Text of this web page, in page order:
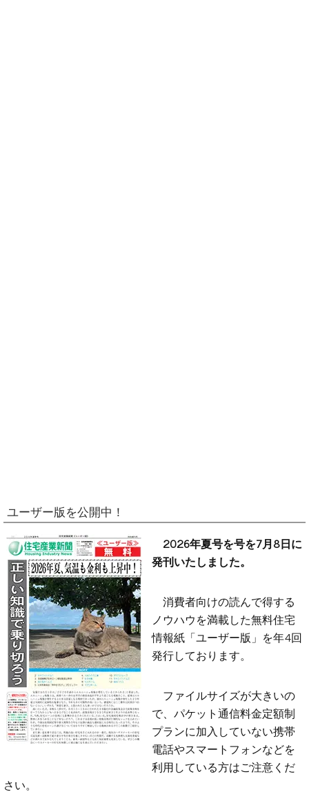
ユーザー版を公開中！
2026年夏号を号を7月8日に
発刊いたしました。
消費者向けの読んで得する
ノウハウを満載した無料住宅
情報紙「ユーザー版」を年4回
発行しております。
ファイルサイズが大きいの
で、パケット通信料金定額制
プランに加入していない携帯
電話やスマートフォンなどを
利用している方はご注意くだ
さい。